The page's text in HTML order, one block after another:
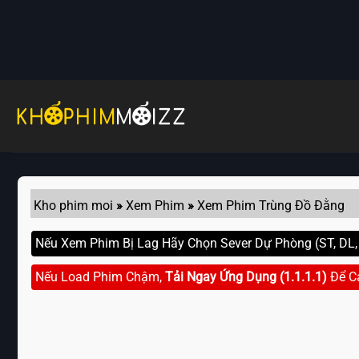
Kho phim moi » Xem Phim » Xem Phim Trùng Đồ Đằng
Nếu Xem Phim Bị Lag Hãy Chọn Sever Dự Phòng (ST,
Nếu Load Phim Chậm, Tải Ngay Ứng Dụng (1.1.1.1) Để